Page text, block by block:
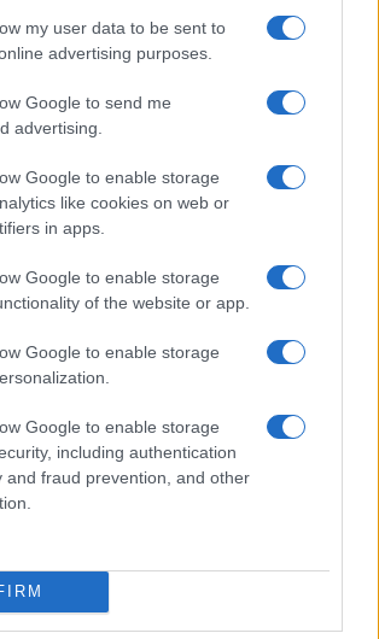
my user data to be sent to
advertising purposes.
Google to send me
advertising.
Google to enable storage
like cookies on web or
in apps.
Google to enable storage
of the website or app.
Google to enable storage
Google to enable storage
including authentication
and fraud prevention, and other
La Rioja despidió a 60…
Santa Susanna: un bombero
un incendio en un hotel
Generalitat pierde la vida…